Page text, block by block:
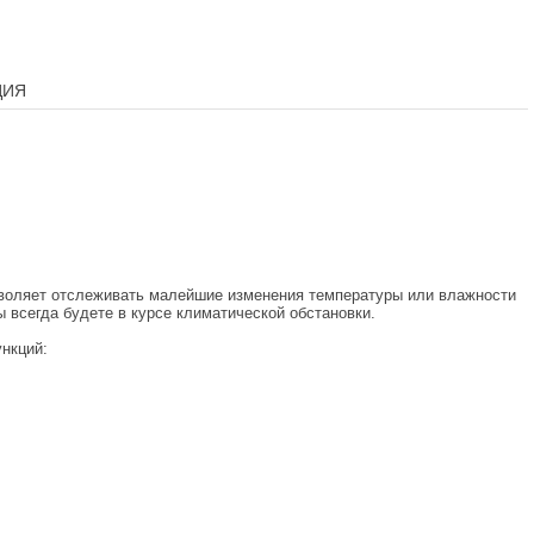
отслеживать малейшие изменения температуры или влажности
будете в курсе климатической обстановки.